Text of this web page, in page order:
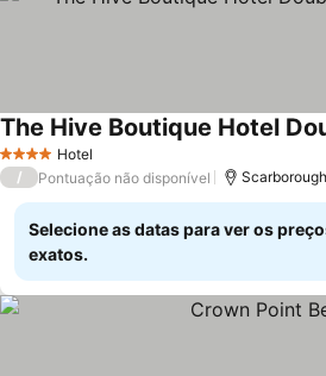
4 EstrelasHotel
/ Pontuação não disponível
Selecione as datas para ver os
exatos.